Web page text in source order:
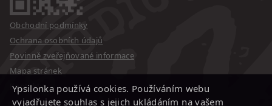
Obchodní podmínky
Ochrana osobních údajů
Povinně zveřejňované informace
Mapa stránek
Kontakty
Ypsilonka používá cookies. Používáním webu
vyjadřujete souhlas s jejich ukládáním na vašem